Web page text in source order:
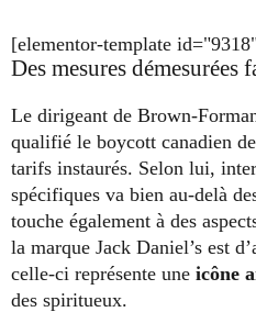
[elementor-template
Des mesures démesurées
Le dirigeant de Brown-
qualifié le boycott canadien
tarifs instaurés. Selon lui,
spécifiques va bien au-delà
touche également à des
la marque Jack Daniel’s est
celle-ci représente une icône
des spiritueux.